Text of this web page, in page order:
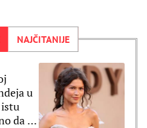
NAJČITANIJE
u
da je